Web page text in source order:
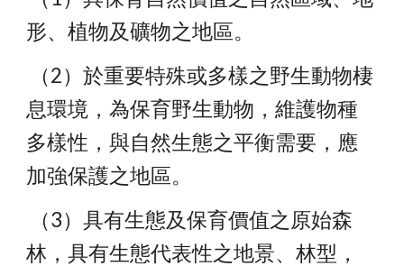
形、植物及礦物之地區。
息環境，為保育野生動物，維護物種
多樣性，與自然生態之平衡需要，應
加強保護之地區。
林，具有生態代表性之地景、林型，